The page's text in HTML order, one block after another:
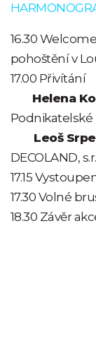
16.30
pohoštění v
17.00 Přivítání
Helena
Leoš
DECOLAND,
17.15
17.30 Volné
18.30 Závěr